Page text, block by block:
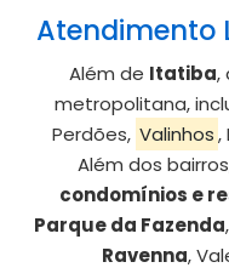
Atendimento
Além de Itatiba,
metropolitana,
Perdões, Valinhos,
Além dos
condomínios e
Parque da Fazenda
Ravenna,